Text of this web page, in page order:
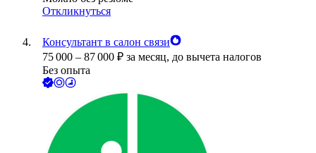
Откликнуться
Консультант в салон связи
75 000 – 87 000 ₽ за месяц, до вычета налогов
Без опыта